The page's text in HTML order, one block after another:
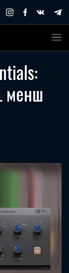
менш